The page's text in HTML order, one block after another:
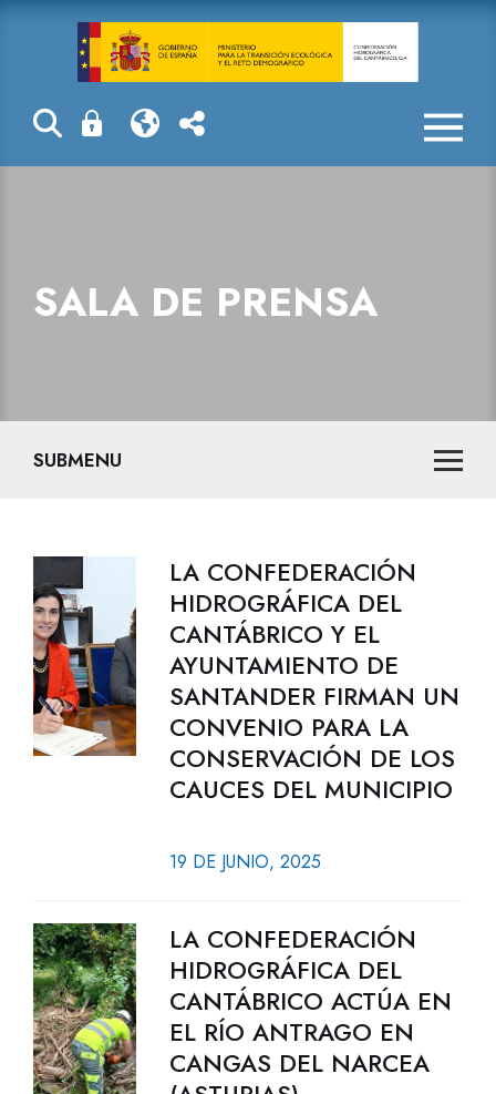
Sala de prensa
SALA DE PRENSA
SUBMENU
LA CONFEDERACIÓN
HIDROGRÁFICA DEL
CANTÁBRICO Y EL
AYUNTAMIENTO DE
SANTANDER FIRMAN UN
CONVENIO PARA LA
CONSERVACIÓN DE LOS
CAUCES DEL MUNICIPIO
19 DE JUNIO, 2025
LA CONFEDERACIÓN
HIDROGRÁFICA DEL
CANTÁBRICO ACTÚA EN
EL RÍO ANTRAGO EN
CANGAS DEL NARCEA